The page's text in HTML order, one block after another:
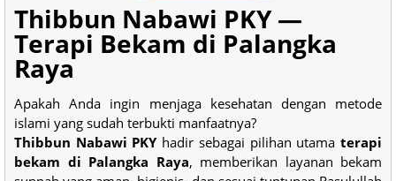
Thibbun Nabawi PKY —
Terapi Bekam di Palangka
Raya
Apakah Anda ingin menjaga kesehatan dengan metode
islami yang sudah terbukti manfaatnya?
Thibbun Nabawi PKYhadir sebagai pilihan utamaterapi
bekam di Palangka Raya, memberikan layanan bekam